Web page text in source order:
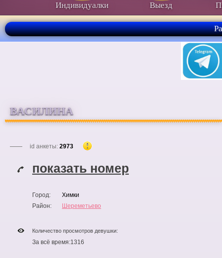
Индивидуалки Выезд
ВАСИЛИНА
id анкеты: 2973
показать номер
Город:
Химки
Район:
Шереметьево
Количество просмотров девушки:
За всё время:1316